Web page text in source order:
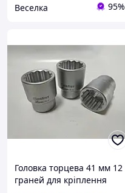
Веселка 95%
Головка торцева 41 мм 12
граней для кріплення